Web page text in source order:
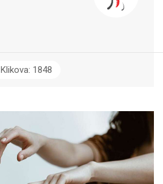
Klikova: 1848